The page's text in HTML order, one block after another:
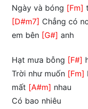
Ngày và bóng [Fm]
[D#m7] Chẳng có
em bên [G#] anh
Hạt mưa bỗng [F#]
Trời như muốn [Fm]
mất [A#m] nhau
Có bao nhiêu